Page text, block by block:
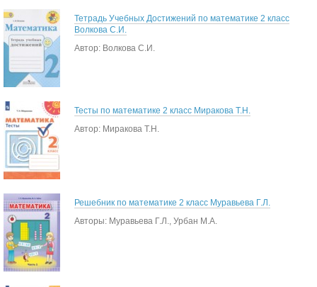
Тетрадь Учебных Достижений по математике 2 класс
Волкова С.И.
Автор: Волкова С.И.
Тесты по математике 2 класс Миракова Т.Н.
Автор: Миракова Т.Н.
Решебник по математике 2 класс Муравьева Г.Л.
Авторы: Муравьева Г.Л., Урбан М.А.